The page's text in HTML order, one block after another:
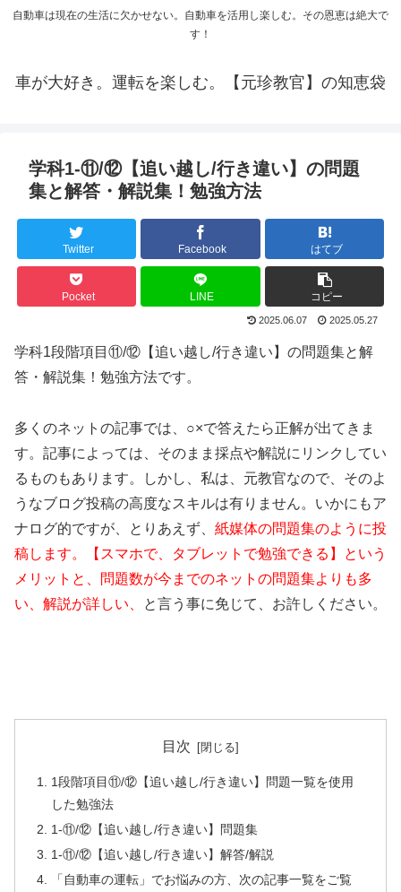
自動車は現在の生活に欠かせない。自動車を活用し楽しむ。その恩恵は絶大で
す！
車が大好き。運転を楽しむ。【元珍教官】の知恵袋
学科1-⑪/⑫【追い越し/行き違い】の問題
集と解答・解説集！勉強方法
Twitter Facebook はてブ
Pocket LINE コピー
2025.06.07 2025.05.27
学科1段階項目⑪/⑫【追い越し/行き違い】の問題集と解
答・解説集！勉強方法です。
多くのネットの記事では、○×で答えたら正解が出てきま
す。記事によっては、そのまま採点や解説にリンクしてい
るものもあります。しかし、私は、元教官なので、そのよ
うなブログ投稿の高度なスキルは有りません。いかにもア
ナログ的ですが、とりあえず、 紙媒体の問題集のように投
稿します。【スマホで、タブレットで勉強できる】という
メリットと、問題数が今までのネットの問題集よりも多
い、解説が詳しい、
と言う事に免じて、お許しください。
目次
1段階項目⑪/⑫【追い越し/行き違い】問題一覧を使用
した勉強法
1-⑪/⑫【追い越し/行き違い】問題集
1-⑪/⑫【追い越し/行き違い】解答/解説
「自動車の運転」でお悩みの方、次の記事一覧をご覧